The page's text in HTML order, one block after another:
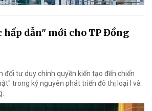
dẫn" mới cho TP Đồng
đổi tư duy chính quyền kiến tạo đến chiến
trong kỷ nguyên phát triển đô thị loại I và